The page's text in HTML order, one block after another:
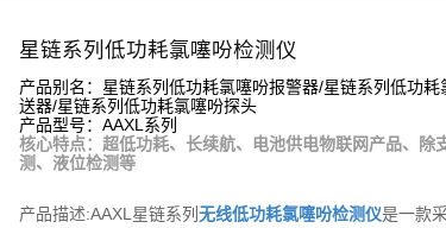
星链系列低功耗氯噻吩检测仪
产品别名：星链系列低功耗氯噻吩报警器/星链系列低功
送器/星链系列低功耗氯噻吩探头
产品型号：AAXL系列
核心特点：超低功耗、长续航、电池供电物联网产品、除
测、液位检测等
产品描述:AAXL星链系列 无线低功耗氯噻吩检测仪是一款